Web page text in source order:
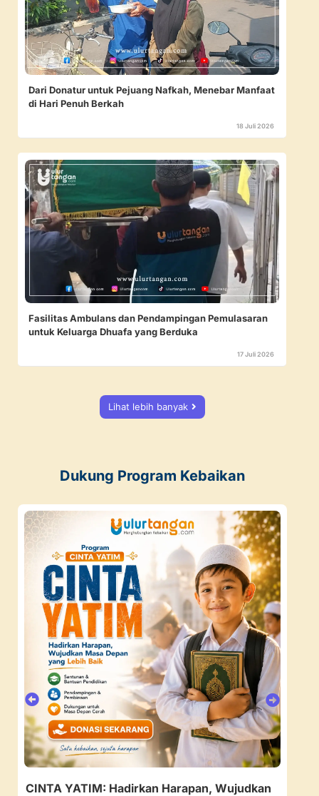
Dari Donatur untuk Pejuang Nafkah, Menebar Manfaat
di Hari Penuh Berkah
18 Juli 2026
Fasilitas Ambulans dan Pendampingan Pemulasaran
untuk Keluarga Dhuafa yang Berduka
17 Juli 2026
Lihat lebih banyak
Dukung Program Kebaikan
CINTA YATIM: Hadirkan Harapan, Wujudkan